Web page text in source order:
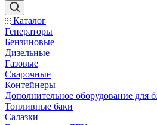
Каталог
Генераторы
Бензиновые
Дизельные
Газовые
Сварочные
Контейнеры
Дополнительное оборудование для
Топливные баки
Салазки